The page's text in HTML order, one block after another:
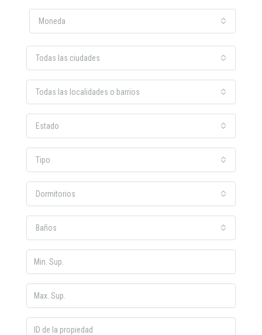
Moneda
Todas las ciudades
Todas las localidades o barrios
Estado
Tipo
Dormitorios
Baños